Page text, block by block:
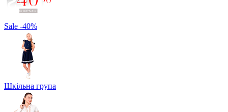
Sale -40%
Шкільна група